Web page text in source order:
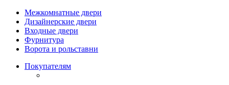
Межкомнатные двери
Дизайнерские двери
Входные двери
Фурнитура
Ворота и рольставни
Покупателям